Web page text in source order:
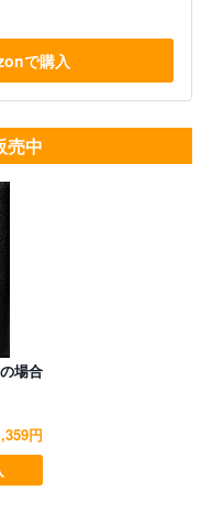
で購入
売中
場合
円